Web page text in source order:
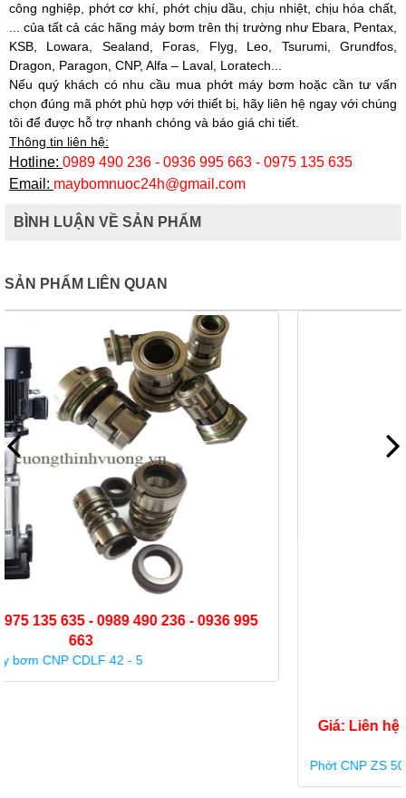
công nghiệp, phớt cơ khí, phớt chịu dầu, chịu nhiệt, chịu hóa chất,
... của tất cả các hãng máy bơm trên thị trường như Ebara, Pentax,
KSB, Lowara, Sealand, Foras, Flyg, Leo, Tsurumi, Grundfos,
Dragon, Paragon, CNP, Alfa – Laval, Loratech...
Nếu quý khách có nhu cầu mua phớt máy bơm hoặc cần tư vấn
chọn đúng mã phớt phù hợp với thiết bị, hãy liên hệ ngay với chúng
tôi để được hỗ trợ nhanh chóng và báo giá chi tiết.
Thông tin liên hệ:
Hotline: 0989 490 236 - 0936 995 663 - 0975 135 635
Email: maybomnuoc24h@gmail.com
BÌNH LUẬN VỀ SẢN PHẨM
SẢN PHẨM LIÊN QUAN
Giá: Liên hệ - 0975 135 635 - 0989 490 236 - 0936 995
Phớt CNP ZS 50 - 32 - Phớt máy bơm trục ngang CNP